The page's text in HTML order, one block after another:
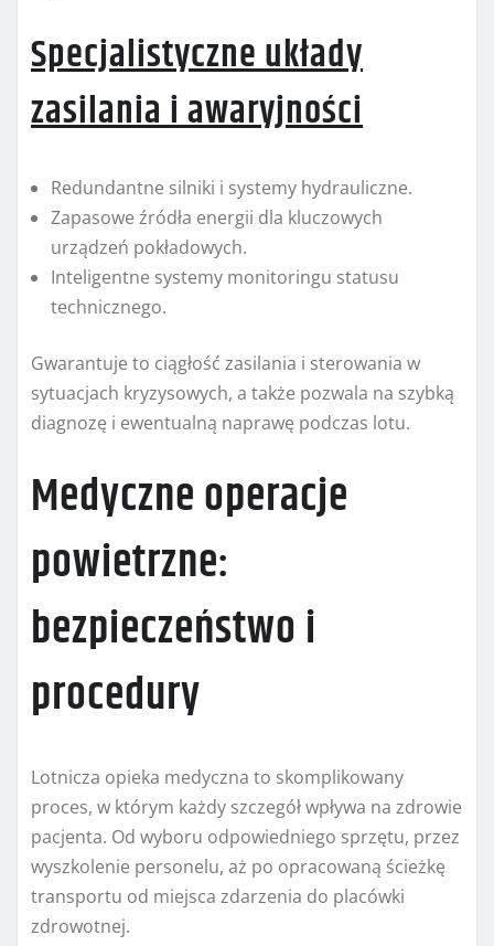
Specjalistyczne układy
zasilania i awaryjności
Redundantne silniki i systemy hydrauliczne.
Zapasowe źródła energii dla kluczowych
urządzeń pokładowych.
Inteligentne systemy monitoringu statusu
technicznego.
Gwarantuje to ciągłość zasilania i sterowania w
sytuacjach kryzysowych, a także pozwala na szybką
diagnozę i ewentualną naprawę podczas lotu.
Medyczne operacje
powietrzne:
bezpieczeństwo i
procedury
Lotnicza opieka medyczna to skomplikowany
proces, w którym każdy szczegół wpływa na zdrowie
pacjenta. Od wyboru odpowiedniego sprzętu, przez
wyszkolenie personelu, aż po opracowaną ścieżkę
transportu od miejsca zdarzenia do placówki
zdrowotnej.